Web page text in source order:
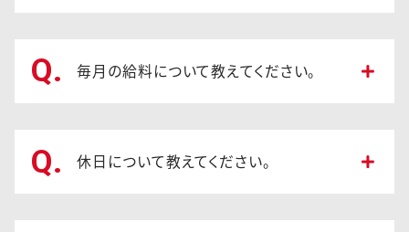
Q. 毎月の給料について教えてください。
Q. 休日について教えてください。